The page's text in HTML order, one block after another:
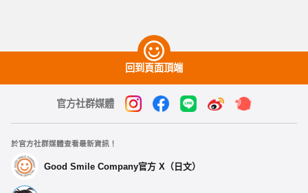
回到頁面頂端
官方社群媒體
於官方社群媒體查看最新資訊！
Good Smile Company官方 X（日文）